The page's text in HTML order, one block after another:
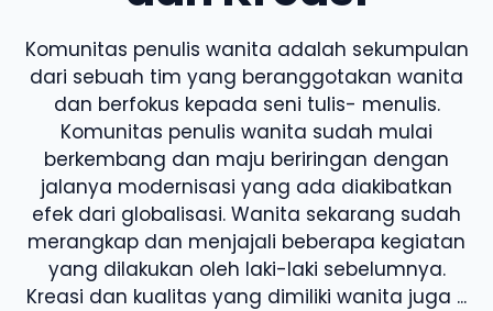
Komunitas penulis wanita adalah sekumpulan
dari sebuah tim yang beranggotakan wanita
dan berfokus kepada seni tulis- menulis.
Komunitas penulis wanita sudah mulai
berkembang dan maju beriringan dengan
jalanya modernisasi yang ada diakibatkan
efek dari globalisasi. Wanita sekarang sudah
merangkap dan menjajali beberapa kegiatan
yang dilakukan oleh laki-laki sebelumnya.
Kreasi dan kualitas yang dimiliki wanita juga ...